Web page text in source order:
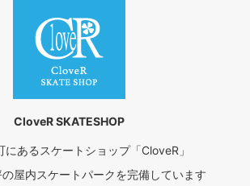
CloveR SKATESHOP
あるスケートショップ「CloveR」
屋内スケートパークを完備しています